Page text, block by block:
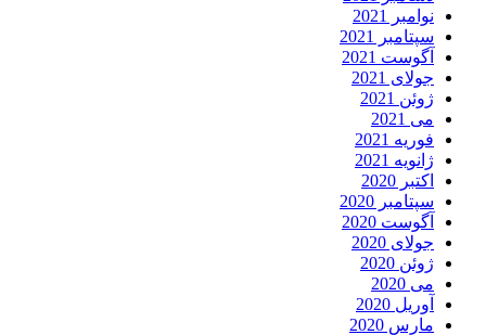
نوامبر 2021
سپتامبر 2021
آگوست 2021
جولای 2021
ژوئن 2021
می 2021
فوریه 2021
ژانویه 2021
اکتبر 2020
سپتامبر 2020
آگوست 2020
جولای 2020
ژوئن 2020
می 2020
آوریل 2020
مارس 2020